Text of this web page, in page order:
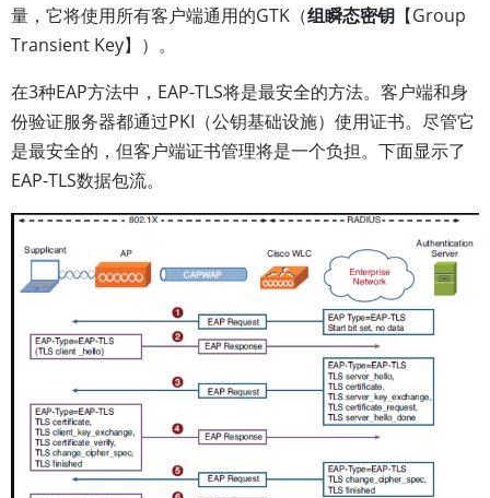
量，它将使用所有客户端通用的GTK（组瞬态密钥 【Group
Transient Key】）。
在3种EAP方法中，EAP-TLS将是最安全的方法。客户端和身
份验证服务器都通过PKI（公钥基础设施）使用证书。尽管它
是最安全的，但客户端证书管理将是一个负担。下面显示了
EAP-TLS数据包流。